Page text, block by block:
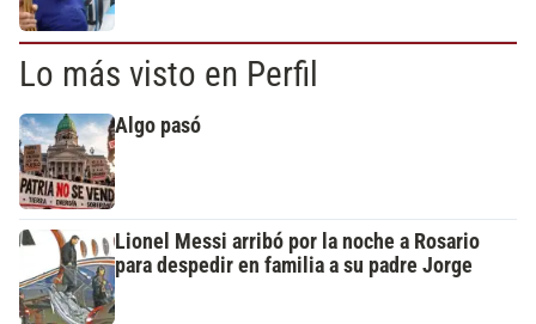
Lo más visto en Perfil
Algo pasó
Lionel Messi arribó por la noche a Rosario
para despedir en familia a su padre Jorge